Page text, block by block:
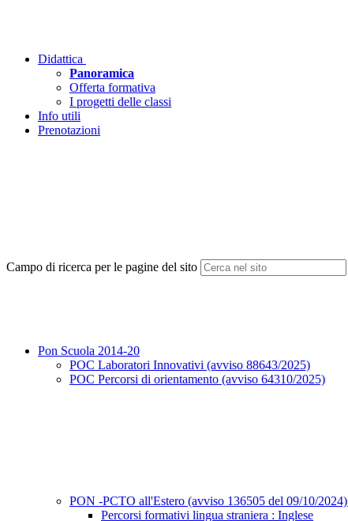
Didattica
Panoramica
Offerta formativa
I progetti delle classi
Info utili
Prenotazioni
Campo di ricerca per le pagine del sito
Pon Scuola 2014-20
POC Laboratori Innovativi (avviso 88643/2025)
POC Percorsi di orientamento (avviso 64310/2025)
PON -PCTO all'Estero (avviso 136505 del 09/10/2024)
Percorsi formativi lingua straniera : Inglese